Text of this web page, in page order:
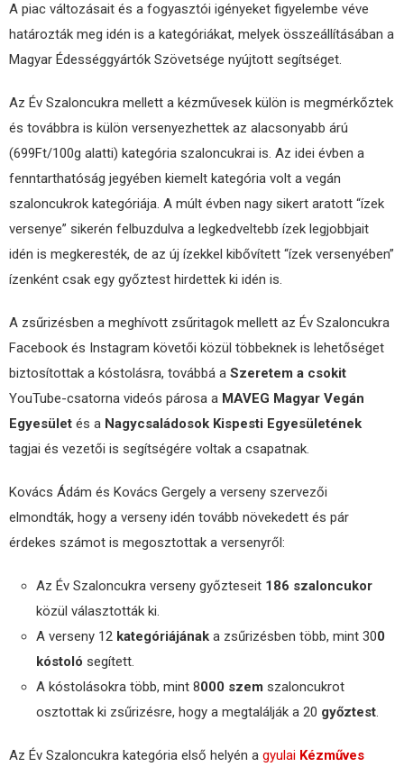
A piac változásait és a fogyasztói igényeket figyelembe véve
határozták meg idén is a kategóriákat, melyek összeállításában a
Magyar Édességgyártók Szövetsége nyújtott segítséget.
Az Év Szaloncukra mellett a kézművesek külön is megmérkőztek
és továbbra is külön versenyezhettek az alacsonyabb árú
(699Ft/100g alatti) kategória szaloncukrai is. Az idei évben a
fenntarthatóság jegyében kiemelt kategória volt a vegán
szaloncukrok kategóriája. A múlt évben nagy sikert aratott “ízek
versenye” sikerén felbuzdulva a legkedveltebb ízek legjobbjait
idén is megkeresték, de az új ízekkel kibővített “ízek versenyében”
ízenként csak egy győztest hirdettek ki idén is.
A zsűrizésben a meghívott zsűritagok mellett az Év Szaloncukra
Facebook és Instagram követői közül többeknek is lehetőséget
biztosítottak a kóstolásra, továbbá a Szeretem a csokit
YouTube-csatorna videós párosa a MAVEG Magyar Vegán
Egyesület és a Nagycsaládosok Kispesti Egyesületének
tagjai és vezetői is segítségére voltak a csapatnak.
Kovács Ádám és Kovács Gergely a verseny szervezői
elmondták, hogy a verseny idén tovább növekedett és pár
érdekes számot is megosztottak a versenyről:
Az Év Szaloncukra verseny győzteseit 186 szaloncukor
közül választották ki.
A verseny 12 kategóriájának a zsűrizésben több, mint 300
kóstoló segített.
A kóstolásokra több, mint 8000 szem szaloncukrot
osztottak ki zsűrizésre, hogy a megtalálják a 20 győztest.
Az Év Szaloncukra kategória első helyén a gyulai Kézműves